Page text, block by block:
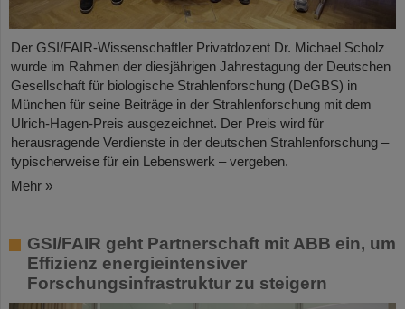
Der GSI/FAIR-Wissenschaftler Privatdozent Dr. Michael Scholz
wurde im Rahmen der diesjährigen Jahrestagung der Deutschen
Gesellschaft für biologische Strahlenforschung (DeGBS) in
München für seine Beiträge in der Strahlenforschung mit dem
Ulrich-Hagen-Preis ausgezeichnet. Der Preis wird für
herausragende Verdienste in der deutschen Strahlenforschung –
typischerweise für ein Lebenswerk – vergeben.
Mehr »
GSI/FAIR geht Partnerschaft mit ABB ein, um
Effizienz energieintensiver
Forschungsinfrastruktur zu steigern